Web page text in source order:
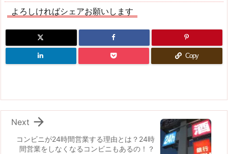
よろしければシェアお願いします
Copy
コンビニが24時間営業する理由とは？24時
間営業をしなくなるコンビニもあるの！？

Next